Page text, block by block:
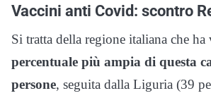
Vaccini anti Covid: scontro
Si tratta della regione italiana che ha
percentuale più ampia di questa
persone, seguita dalla Liguria (39